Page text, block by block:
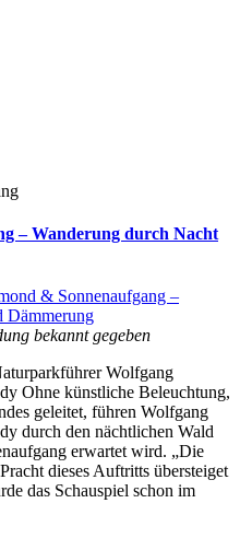
– Wanderung durch Nacht
& Sonnenaufgang –
Dämmerung
bekannt gegeben
Wolfgang
Ohne künstliche Beleuchtung,
geleitet, führen Wolfgang
durch den nächtlichen Wald
erwartet wird. „Die
dieses Auftritts übersteiget
das Schauspiel schon im